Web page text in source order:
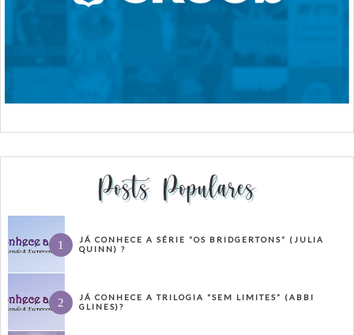
Posts Populares
JÁ CONHECE A SÉRIE “OS BRIDGERTONS” (JULIA
QUINN) ?
JÁ CONHECE A TRILOGIA “SEM LIMITES” (ABBI
GLINES)?